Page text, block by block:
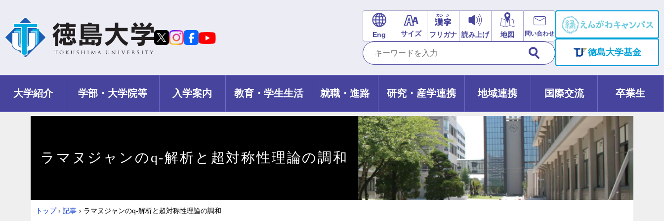
Eng サイズ フリガナ 読み上げ 地図 問い合わせ
徳島大学基金
大学紹介 学部・大学院等 入学案内 教育・学生生活 就職・進路 研究・産学連携 地域連携 国際交流 卒業生
ラマヌジャンのq-解析と超対称性理論の調和
トップ › 記事 › ラマヌジャンのq-解析と超対称性理論の調和